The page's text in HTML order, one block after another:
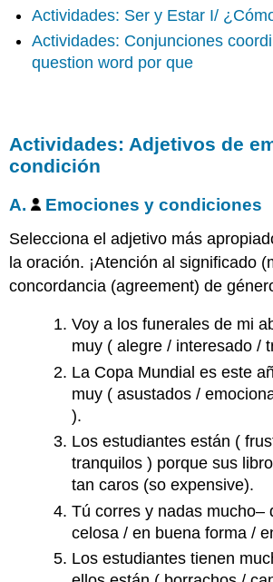
Estar
+
emociones
pasa
a
los
hoy
clase?
C.
¿Cómo
los
estudiantes?
Actividades:
Estar
¿Cómo?
¿Cómo
eres?
¿Cómo
estás?
Actividades: Ser y Estar I/
Actividades: Conjunciones
question word por que
Actividades: Adjetivos de
condición
A. Emociones y condiciones
Selecciona el adjetivo más
la oración. ¡Atención al significado
concordancia (agreement) de
Voy a los funerales de mi
muy ( alegre / interesado /
La Copa Mundial es este
muy ( asustados /
).
Los estudiantes están (
tranquilos ) porque sus
tan caros (so expensive).
Tú corres y nadas mucho–
celosa / en buena forma /
Los estudiantes tienen